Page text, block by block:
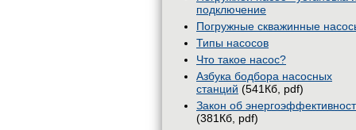
подключение
Погружные скважинные
Типы насосов
Что такое насос?
Азбука бодбора насосных
станций (541Кб, pdf)
Закон об
(381Кб, pdf)